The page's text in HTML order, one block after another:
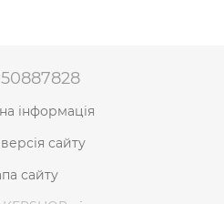
інформація
сайту
сайту